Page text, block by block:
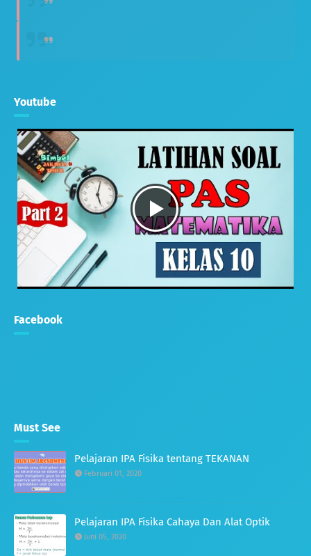
Youtube
Facebook
Must See
Pelajaran IPA Fisika tentang TEKANAN
Februari 01, 2020
Pelajaran IPA Fisika Cahaya Dan Alat Optik
Juni 05, 2020